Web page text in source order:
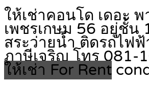
ให้เช่าคอนโด เดอะ
เพชรเกษม 56 อยู่ชั้น
สระว่ายน้ำ ติดรถไฟฟ้
ภาษีเจริญ โทร 081-
ให้เช่า For Rent